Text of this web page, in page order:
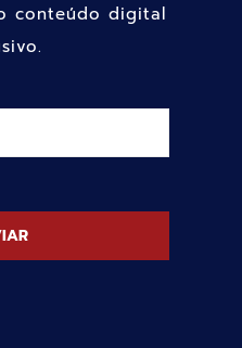
conteúdo digital